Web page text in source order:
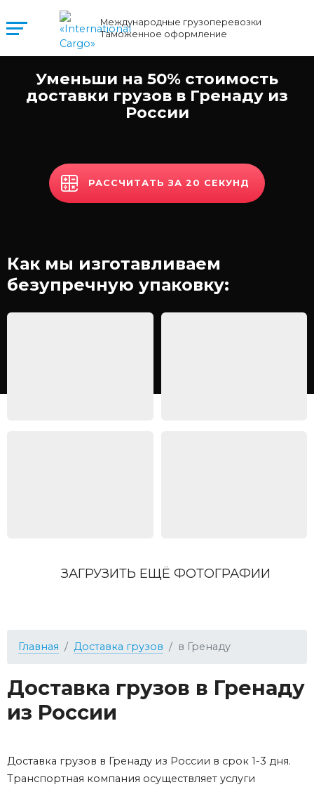
Международные грузоперевозки
Таможенное оформление
Уменьши на 50% стоимость
доставки грузов в Гренаду из
России
РАССЧИТАТЬ ЗА 20 СЕКУНД
Как мы изготавливаем
безупречную упаковку:
ЗАГРУЗИТЬ ЕЩЁ ФОТОГРАФИИ
Главная Доставка грузов в Гренаду
Доставка грузов в Гренаду
из России
Доставка грузов в Гренаду из России в срок 1-3 дня.
Транспортная компания осуществляет услуги